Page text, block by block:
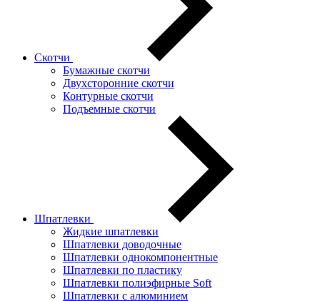
Скотчи
Бумажные скотчи
Двухсторонние скотчи
Контурные скотчи
Подъемные скотчи
Шпатлевки
Жидкие шпатлевки
Шпатлевки доводочные
Шпатлевки однокомпонентные
Шпатлевки по пластику
Шпатлевки полиэфирные Soft
Шпатлевки с алюминием